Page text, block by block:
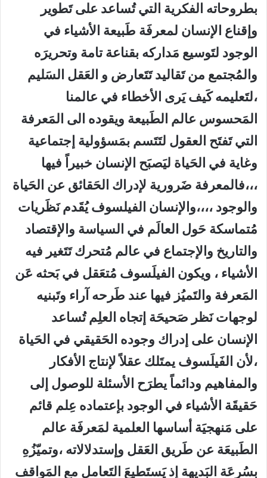
بطروحاته الفكرية التي تُساعد على تَطوير
وإقناع الإنسان لمعرفَة طَبيعة الأشياء في
الوجود لتَوسيع مَداركه بقناعة تامة وتحريرَه
والمُجتمع من تَقاليد تَتَعارض و العَقل السَليم
،لتَعليمه كَيف يَرى الأخطاء في عالمنا
المَحسوس عالم الطَبيعة ويقوده الى المَعرفة
التي تَفتَح العقول لتَتَسم بمَسؤولية إجتماعية
وغاية في الحَياة ليَصبَح الإنسان خبيراً فيها
،،،فالمعرفة ضَرورية لإدراك الحَقائق عن الحَياة
والوجود ،،،،والإنسان الفيلسوف يُقَدم نَظَريات
مُتماسكة حَول العالَم في السياسة والإقتصاد
والتاريخ والإجتماع في عالم مُتحرك تَتَغير فيه
الأشياء ، ويكون الفيلَسوف مُتعَقل في بَحثه عَن
المَعرفة والتَميُز فيها عند طَرحه آراء وتَبنيه
لوجهات نَظر صَحيحَة إتجاه العلِم تُساعد
الإنسان على إدراك وجوده الحَقيقي في الحَياة
،لأن الفَيلَسوف يمتَلك عقلاً لإنتاج الأفكار
والمفاهيم ودائماً يطرَح الأسئلة للوصول إلى
حَقيقَة الأشياء في الوجود بإعتماده عِلم قائم
على مَنهجيَة أساسها العلمية لمَعرفَة عالم
الطَبيعَة عن طَريق العَقل وإستدلالاته ،وتميّزُهِ
بسُرعَة البَديهة إذ يَستَطيعَ التَعامل مع المَواقف